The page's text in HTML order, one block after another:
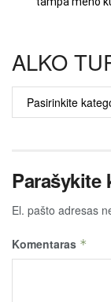
ALKO
ALKO
TURINYS
Parašykite
El. pašto adresas
Komentaras *